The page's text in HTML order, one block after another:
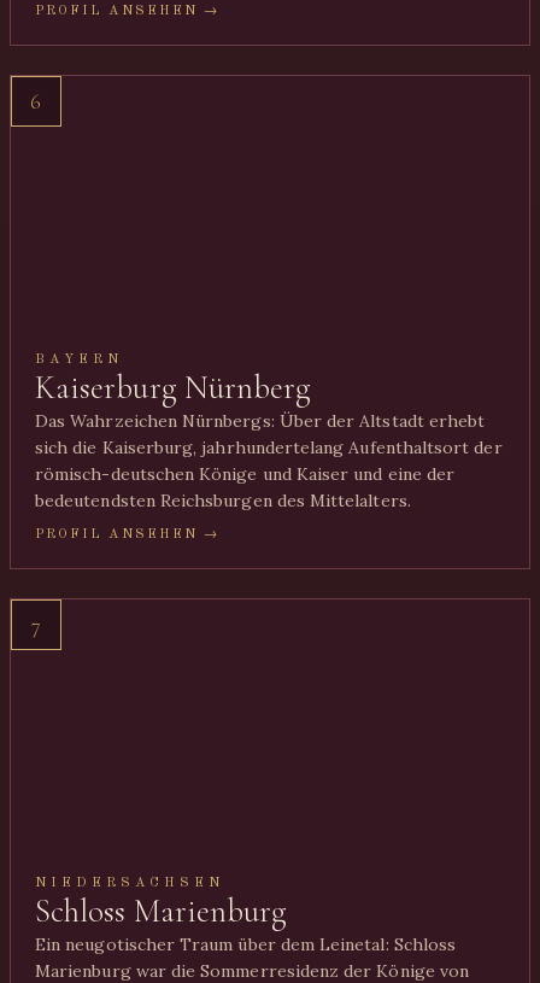
PROFIL ANSEHEN →
6
BAYERN
Kaiserburg Nürnberg
Das Wahrzeichen Nürnbergs: Über der Altstadt erhebt
sich die Kaiserburg, jahrhundertelang Aufenthaltsort der
römisch-deutschen Könige und Kaiser und eine der
bedeutendsten Reichsburgen des Mittelalters.
PROFIL ANSEHEN →
7
NIEDERSACHSEN
Schloss Marienburg
Ein neugotischer Traum über dem Leinetal: Schloss
Marienburg war die Sommerresidenz der Könige von